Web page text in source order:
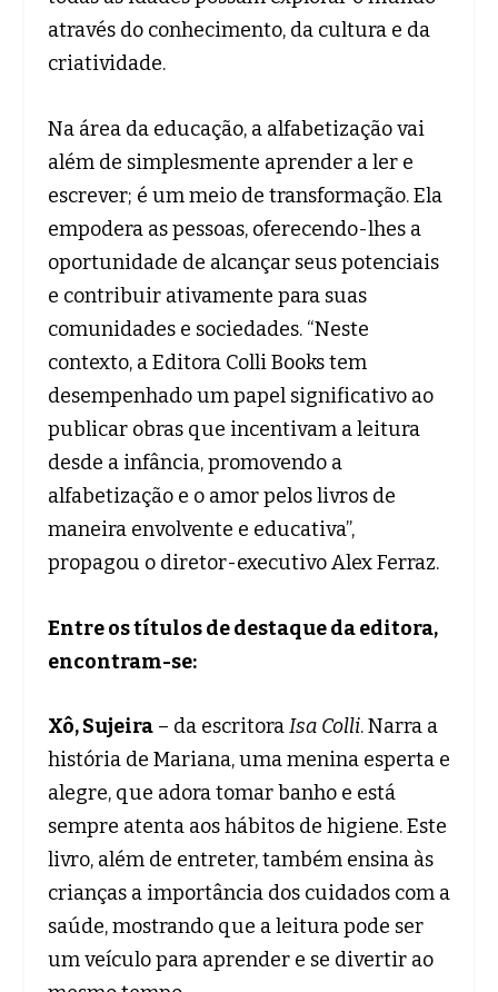
através do conhecimento, da cultura e da
criatividade.
Na área da educação, a alfabetização vai
além de simplesmente aprender a ler e
escrever; é um meio de transformação. Ela
empodera as pessoas, oferecendo-lhes a
oportunidade de alcançar seus potenciais
e contribuir ativamente para suas
comunidades e sociedades. “Neste
contexto, a Editora Colli Books tem
desempenhado um papel significativo ao
publicar obras que incentivam a leitura
desde a infância, promovendo a
alfabetização e o amor pelos livros de
maneira envolvente e educativa”,
propagou o diretor-executivo Alex Ferraz.
Entre os títulos de destaque da editora,
encontram-se:
Xô, Sujeira– da escritoraIsa Colli. Narra a
história de Mariana, uma menina esperta e
alegre, que adora tomar banho e está
sempre atenta aos hábitos de higiene. Este
livro, além de entreter, também ensina às
crianças a importância dos cuidados com a
saúde, mostrando que a leitura pode ser
um veículo para aprender e se divertir ao